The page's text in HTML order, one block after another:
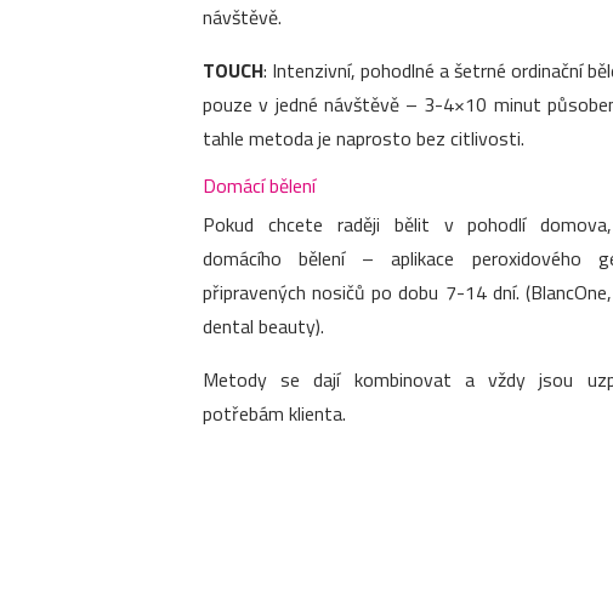
návštěvě.
TOUCH: Intenzivní, pohodlné a šetrné ordinační
pouze v jedné návštěvě – 3-4×10 minut
tahle metoda je naprosto bez citlivosti.
Domácí bělení
Pokud chcete raději bělit v pohodlí
domácího bělení – aplikace peroxidového
připravených nosičů po dobu 7-14 dní.
dental beauty).
Metody se dají kombinovat a vždy jsou
potřebám klienta.